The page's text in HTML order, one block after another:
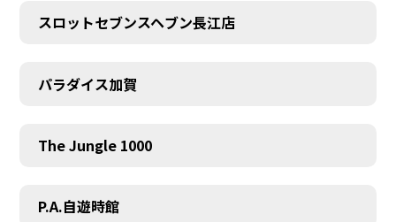
スロットセブンスヘブン長江店
パラダイス加賀
The Jungle 1000
P.A.自遊時館